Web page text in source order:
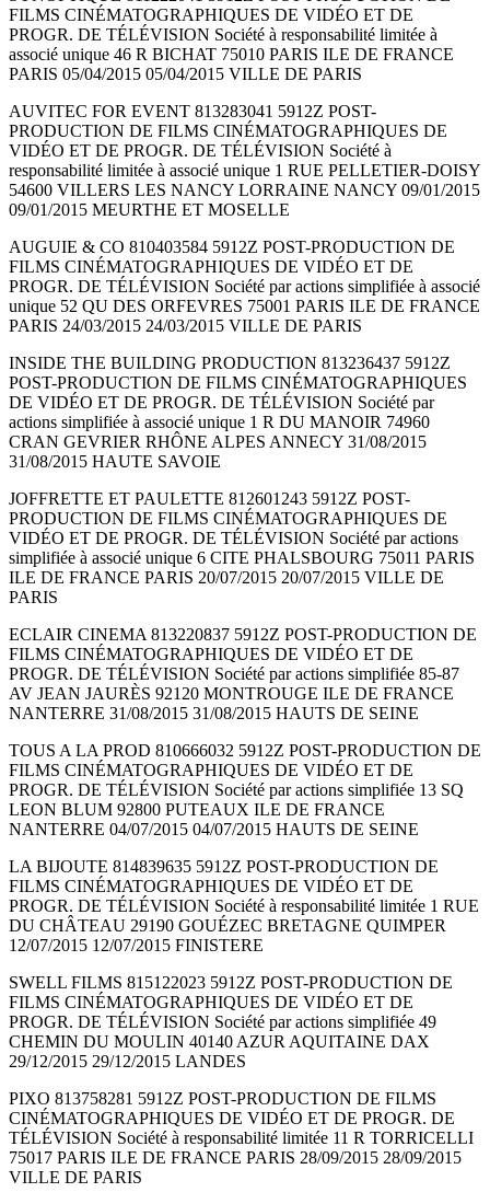
FILMS CINÉMATOGRAPHIQUES DE VIDÉO ET DE
PROGR. DE TÉLÉVISION Société à responsabilité limitée à
associé unique 46 R BICHAT 75010 PARIS ILE DE FRANCE
PARIS 05/04/2015 05/04/2015 VILLE DE PARIS
AUVITEC FOR EVENT 813283041 5912Z POST-
PRODUCTION DE FILMS CINÉMATOGRAPHIQUES DE
VIDÉO ET DE PROGR. DE TÉLÉVISION Société à
responsabilité limitée à associé unique 1 RUE PELLETIER-DOISY
54600 VILLERS LES NANCY LORRAINE NANCY 09/01/2015
09/01/2015 MEURTHE ET MOSELLE
AUGUIE & CO 810403584 5912Z POST-PRODUCTION DE
FILMS CINÉMATOGRAPHIQUES DE VIDÉO ET DE
PROGR. DE TÉLÉVISION Société par actions simplifiée à associé
unique 52 QU DES ORFEVRES 75001 PARIS ILE DE FRANCE
PARIS 24/03/2015 24/03/2015 VILLE DE PARIS
INSIDE THE BUILDING PRODUCTION 813236437 5912Z
POST-PRODUCTION DE FILMS CINÉMATOGRAPHIQUES
DE VIDÉO ET DE PROGR. DE TÉLÉVISION Société par
actions simplifiée à associé unique 1 R DU MANOIR 74960
CRAN GEVRIER RHÔNE ALPES ANNECY 31/08/2015
31/08/2015 HAUTE SAVOIE
JOFFRETTE ET PAULETTE 812601243 5912Z POST-
PRODUCTION DE FILMS CINÉMATOGRAPHIQUES DE
VIDÉO ET DE PROGR. DE TÉLÉVISION Société par actions
simplifiée à associé unique 6 CITE PHALSBOURG 75011 PARIS
ILE DE FRANCE PARIS 20/07/2015 20/07/2015 VILLE DE
PARIS
ECLAIR CINEMA 813220837 5912Z POST-PRODUCTION DE
FILMS CINÉMATOGRAPHIQUES DE VIDÉO ET DE
PROGR. DE TÉLÉVISION Société par actions simplifiée 85-87
AV JEAN JAURÈS 92120 MONTROUGE ILE DE FRANCE
NANTERRE 31/08/2015 31/08/2015 HAUTS DE SEINE
TOUS A LA PROD 810666032 5912Z POST-PRODUCTION DE
FILMS CINÉMATOGRAPHIQUES DE VIDÉO ET DE
PROGR. DE TÉLÉVISION Société par actions simplifiée 13 SQ
LEON BLUM 92800 PUTEAUX ILE DE FRANCE
NANTERRE 04/07/2015 04/07/2015 HAUTS DE SEINE
LA BIJOUTE 814839635 5912Z POST-PRODUCTION DE
FILMS CINÉMATOGRAPHIQUES DE VIDÉO ET DE
PROGR. DE TÉLÉVISION Société à responsabilité limitée 1 RUE
DU CHÂTEAU 29190 GOUÉZEC BRETAGNE QUIMPER
12/07/2015 12/07/2015 FINISTERE
SWELL FILMS 815122023 5912Z POST-PRODUCTION DE
FILMS CINÉMATOGRAPHIQUES DE VIDÉO ET DE
PROGR. DE TÉLÉVISION Société par actions simplifiée 49
CHEMIN DU MOULIN 40140 AZUR AQUITAINE DAX
29/12/2015 29/12/2015 LANDES
PIXO 813758281 5912Z POST-PRODUCTION DE FILMS
CINÉMATOGRAPHIQUES DE VIDÉO ET DE PROGR. DE
TÉLÉVISION Société à responsabilité limitée 11 R TORRICELLI
75017 PARIS ILE DE FRANCE PARIS 28/09/2015 28/09/2015
VILLE DE PARIS